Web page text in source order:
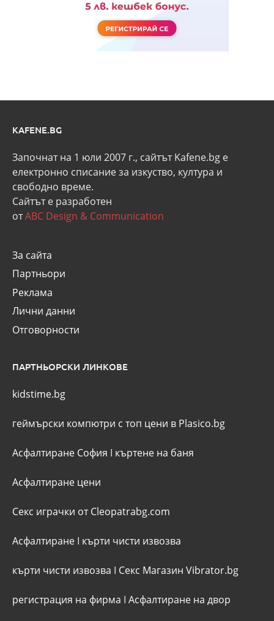
KAFENE.BG
Започнат на 1 юли 2007 г., сайтът Kafene.bg e
eлектронно списание за изкуство, култура и
свободно време.
Сайтът е разработен
отABC Design & Communication
За сайта
Партньори
Реклама
Лични данни
Отговорности
ПАРТНЬОРСКИ ЛИНКОВЕ
kidstime.bg
геймърски компютри с топ цени в Plasico.bg
Асфалтиране София I къртене на баня
Асфалтиране цени
Секс играчки от Cleopatrabg.com
Асфалтиране I кърти чисти извозва
кърти чисти извозва I Секс Магазин Vibrator.bg
регистрация на фирма I Асфалтиране на двор